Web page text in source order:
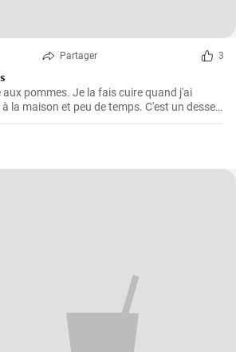
Partager 3
aux pommes. Je la fais cuire quand j'ai
la maison et peu de temps. C'est un dessert
toujours.